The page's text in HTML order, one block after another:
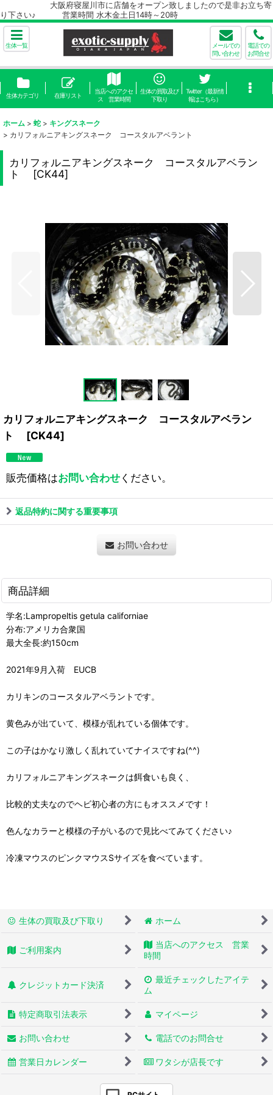
大阪府寝屋川市に店舗をオープン致しましたので是非お立ち寄
り下さい♪ 営業時間 水木金土日14時～20時
生体一覧
メールでの
問い合わせ
電話での
お問合せ
生体カテゴリ 在庫リスト
当店へのアクセ
ス 営業時間
生体の買取及び
下取り
Twitter（最新情
報はこちら）
ホーム > 蛇 > キングスネーク
> カリフォルニアキングスネーク コースタルアベラント
カリフォルニアキングスネーク コースタルアベラン
ト
[CK44]
カリフォルニアキングスネーク コースタルアベラン
ト
[CK44]
販売価格はお問い合わせください。
返品特約に関する重要事項
お問い合わせ
商品詳細
学名:Lampropeltis getula californiae
分布:アメリカ合衆国
最大全長:約150cm
2021年9月入荷 EUCB
カリキンのコースタルアベラントです。
黄色みが出ていて、模様が乱れている個体です。
この子はかなり激しく乱れていてナイスですね(^^)
カリフォルニアキングスネークは餌食いも良く、
比較的丈夫なのでヘビ初心者の方にもオススメです！
色んなカラーと模様の子がいるので見比べてみてください♪
冷凍マウスのピンクマウスSサイズを食べています。
生体の買取及び下取り ホーム
ご利用案内
当店へのアクセス 営業
時間
クレジットカード決済
最近チェックしたアイテ
ム
特定商取引法表示 マイページ
お問い合わせ 電話でのお問合せ
営業日カレンダー ワタシが店長です